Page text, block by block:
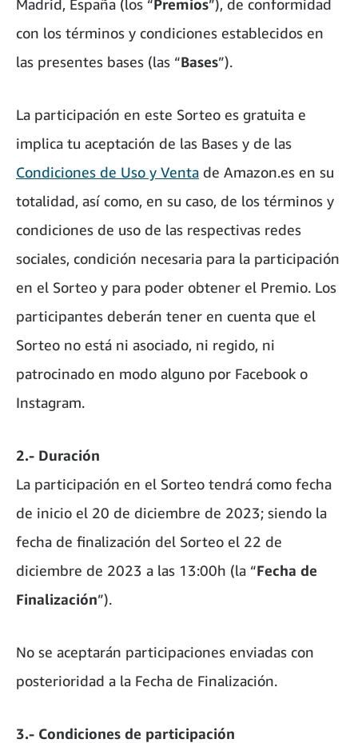
Madrid, España (los “Premios”), de conformidad
con los términos y condiciones establecidos en
las presentes bases (las “Bases”).
La participación en este Sorteo es gratuita e
implica tu aceptación de las Bases y de las
Condiciones de Uso y Venta de Amazon.es en su
totalidad, así como, en su caso, de los términos y
condiciones de uso de las respectivas redes
sociales, condición necesaria para la participación
en el Sorteo y para poder obtener el Premio. Los
participantes deberán tener en cuenta que el
Sorteo no está ni asociado, ni regido, ni
patrocinado en modo alguno por Facebook o
Instagram.
2.- Duración
La participación en el Sorteo tendrá como fecha
de inicio el 20 de diciembre de 2023; siendo la
fecha de finalización del Sorteo el 22 de
diciembre de 2023 a las 13:00h (la “Fecha de
Finalización”).
No se aceptarán participaciones enviadas con
posterioridad a la Fecha de Finalización.
3.- Condiciones de participación